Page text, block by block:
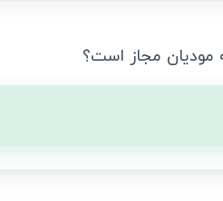
مودیان مجاز است؟